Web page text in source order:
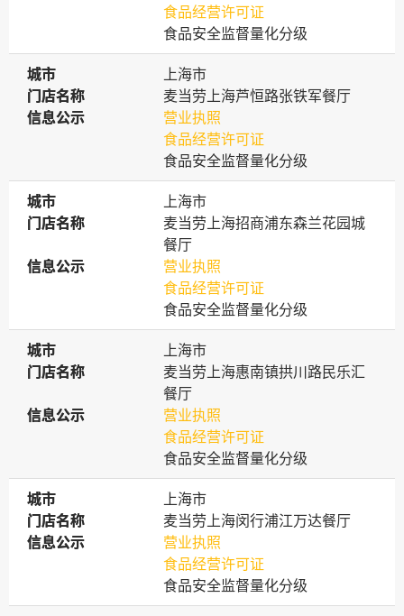
食品经营许可证
食品安全监督量化分级
城市
城市
上海市
门店名称
门店名称
麦当劳上海芦恒路张铁军餐厅
信息公示
信息公示
营业执照
食品经营许可证
食品安全监督量化分级
城市
城市
上海市
门店名称
门店名称
麦当劳上海招商浦东森兰花园城
餐厅
信息公示
信息公示
营业执照
食品经营许可证
食品安全监督量化分级
城市
城市
上海市
门店名称
门店名称
麦当劳上海惠南镇拱川路民乐汇
餐厅
信息公示
信息公示
营业执照
食品经营许可证
食品安全监督量化分级
城市
城市
上海市
门店名称
门店名称
麦当劳上海闵行浦江万达餐厅
信息公示
信息公示
营业执照
食品经营许可证
食品安全监督量化分级